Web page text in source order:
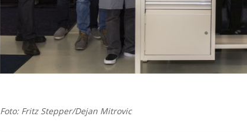
Foto: Fritz Stepper/Dejan Mitrovic